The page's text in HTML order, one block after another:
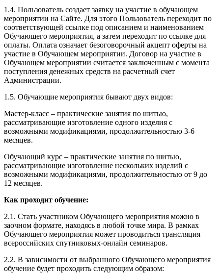
1.4. Пользователь создает заявку на участие в обучающем
мероприятии на Сайте. Для этого Пользователь переходит по
соответствующей ссылке под описанием и наименованием
Обучающего мероприятия, а затем переходит по ссылке для
оплаты. Оплата означает безоговорочный акцепт оферты на
участие в Обучающем мероприятии. Договор на участие в
Обучающем мероприятии считается заключенным с момента
поступления денежных средств на расчетный счет
Администрации.
1.5. Обучающие мероприятия бывают двух видов:
Мастер-класс – практические занятия по шитью,
рассматривающие изготовление одного изделия с
возможными модификациями, продолжительностью 3-6
месяцев.
Обучающий курс – практические занятия по шитью,
рассматривающие изготовление нескольких изделий с
возможными модификациями, продолжительностью от 9 до
12 месяцев.
Как проходит обучение:
2.1. Стать участником Обучающего мероприятия можно в
заочном формате, находясь в любой точке мира. В рамках
Обучающего мероприятия может проводиться трансляция
всероссийских спутниковых-онлайн семинаров.
2.2. В зависимости от выбранного Обучающего мероприятия
обучение будет проходить следующим образом: